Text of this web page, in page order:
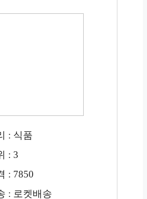
: 식품
: 3
: 7850
: 로켓배송